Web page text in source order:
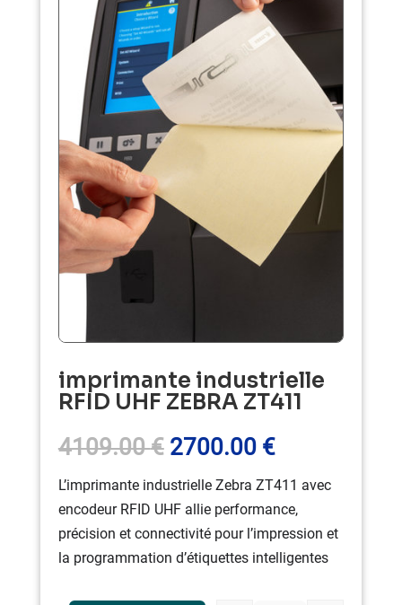
imprimante industrielle
RFID UHF ZEBRA ZT411
4109.00€ Le
initial
était :
4109.00 €.
2700.00 €Le
actuel
est :
2700.00 €.
L’imprimante industrielle Zebra ZT411 avec
encodeur RFID UHF allie performance,
précision et connectivité pour l’impression et
la programmation d’étiquettes intelligentes